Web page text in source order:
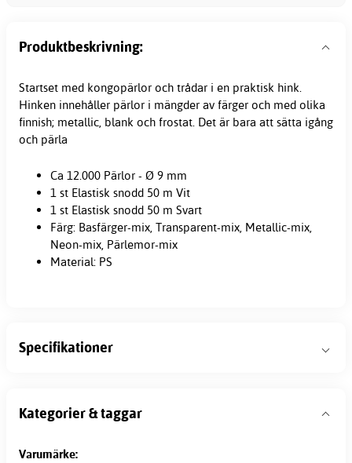
Produktbeskrivning:
Startset med kongopärlor och trådar i en praktisk hink.
Hinken innehåller pärlor i mängder av färger och med olika
finnish; metallic, blank och frostat. Det är bara att sätta igång
och pärla
Ca 12.000 Pärlor - Ø 9 mm
1 st Elastisk snodd 50 m Vit
1 st Elastisk snodd 50 m Svart
Färg: Basfärger-mix, Transparent-mix, Metallic-mix,
Neon-mix, Pärlemor-mix
Material: PS
Specifikationer
Kategorier & taggar
Varumärke: